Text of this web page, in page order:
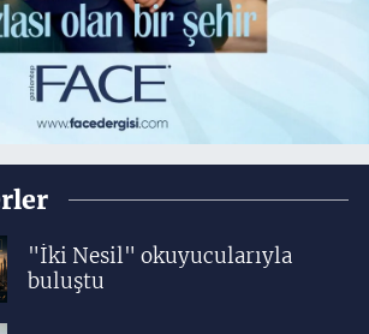
"İki Nesil" okuyucularıyla
buluştu